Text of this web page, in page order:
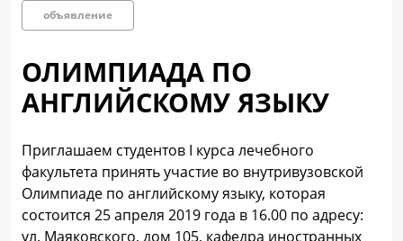
объявление
ОЛИМПИАДА ПО
АНГЛИЙСКОМУ ЯЗЫКУ
Приглашаем студентов I курса лечебного
факультета принять участие во внутривузовской
Олимпиаде по английскому языку, которая
состоится 25 апреля 2019 года в 16.00 по адресу:
ул. Маяковского, дом 105, кафедра иностранных